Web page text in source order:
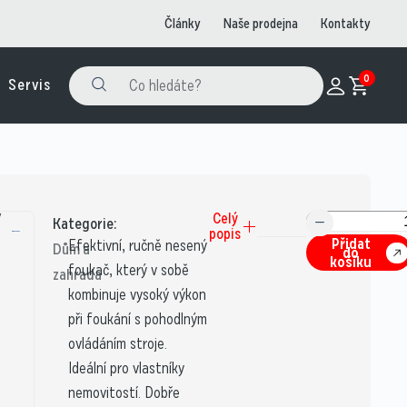
Články Naše prodejna Kontakty
Servis 0
Kategorie:
Dům a
zahrada
Efektivní, ručně nesený
foukač, který v sobě
kombinuje vysoký výkon
při foukání s pohodlným
ovládáním stroje.
Ideální pro vlastníky
nemovitostí. Dobře
Celý
popis Přidat
do
košíku